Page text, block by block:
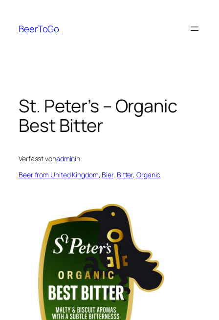
springen
BeerToGo
St. Peter’s – Organic
Best Bitter
Verfasst vonadminin
Beer from United Kingdom, Bier, Bitter, Organic